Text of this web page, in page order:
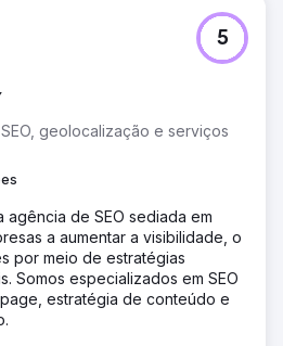
geolocalização e serviços
5
agência de SEO sediada em
a aumentar a visibilidade, o
por meio de estratégias
Somos especializados em SEO
estratégia de conteúdo e